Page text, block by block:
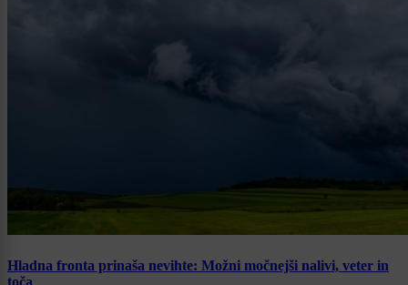
Hladna fronta prinaša nevihte: Možni močnejši nalivi, veter in